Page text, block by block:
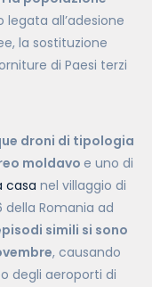
all’adesione
la sostituzione
di Paesi terzi
droni di tipologia
moldavo e uno di
casa nel villaggio di
della Romania ad
simili si sono
, causando
degli aeroporti di